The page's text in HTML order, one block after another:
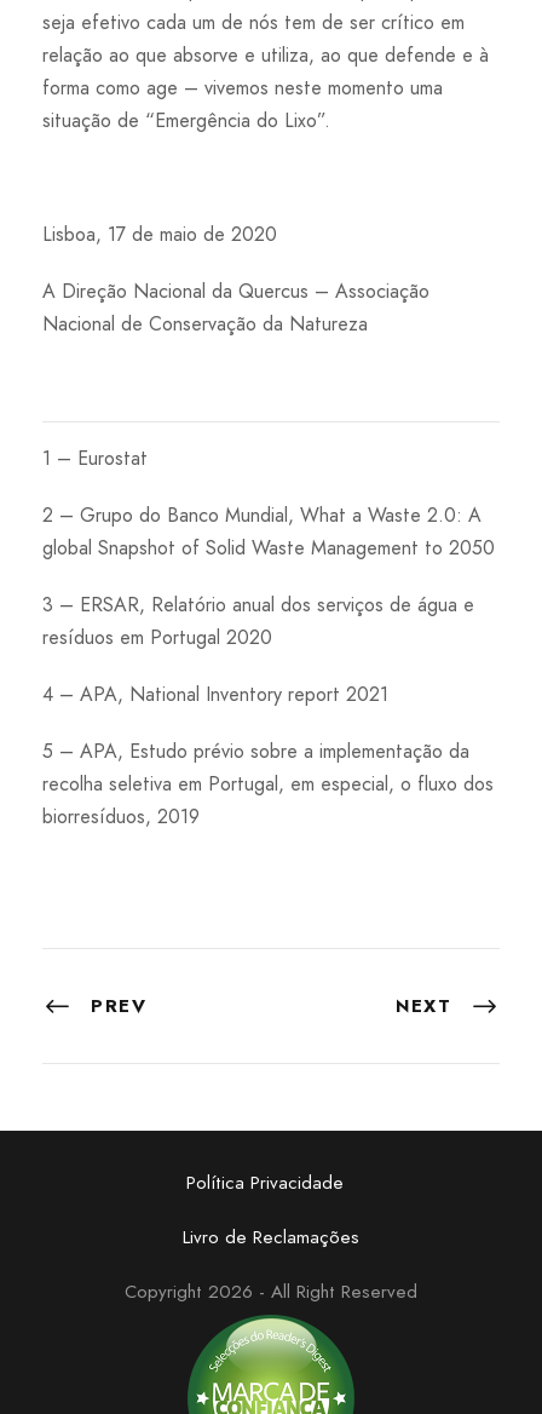
seja efetivo cada um de nós tem de ser crítico em
relação ao que absorve e utiliza, ao que defende e à
forma como age – vivemos neste momento uma
situação de “Emergência do Lixo”.
Lisboa, 17 de maio de 2020
A Direção Nacional da Quercus – Associação
Nacional de Conservação da Natureza
1 – Eurostat
2 – Grupo do Banco Mundial, What a Waste 2.0: A
global Snapshot of Solid Waste Management to 2050
3 – ERSAR, Relatório anual dos serviços de água e
resíduos em Portugal 2020
4 – APA, National Inventory report 2021
5 – APA, Estudo prévio sobre a implementação da
recolha seletiva em Portugal, em especial, o fluxo dos
biorresíduos, 2019
PREV NEXT
Política Privacidade
Livro de Reclamações
Copyright 2026 - All Right Reserved